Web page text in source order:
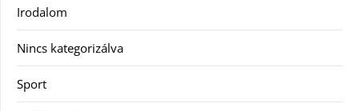
Irodalom
Nincs kategorizálva
Sport